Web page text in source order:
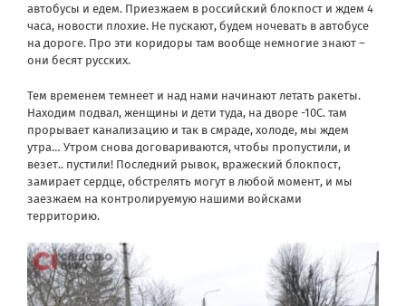
автобусы и едем. Приезжаем в российский блокпост и ждем 4
часа, новости плохие. Не пускают, будем ночевать в автобусе
на дороге. Про эти коридоры там вообще немногие знают –
они бесят русских.
Тем временем темнеет и над нами начинают летать ракеты.
Находим подвал, женщины и дети туда, на дворе -10C. там
прорывает канализацию и так в смраде, холоде, мы ждем
утра… Утром снова договариваются, чтобы пропустили, и
везет.. пустили! Последний рывок, вражеский блокпост,
замирает сердце, обстрелять могут в любой момент, и мы
заезжаем на контролируемую нашими войсками
территорию.